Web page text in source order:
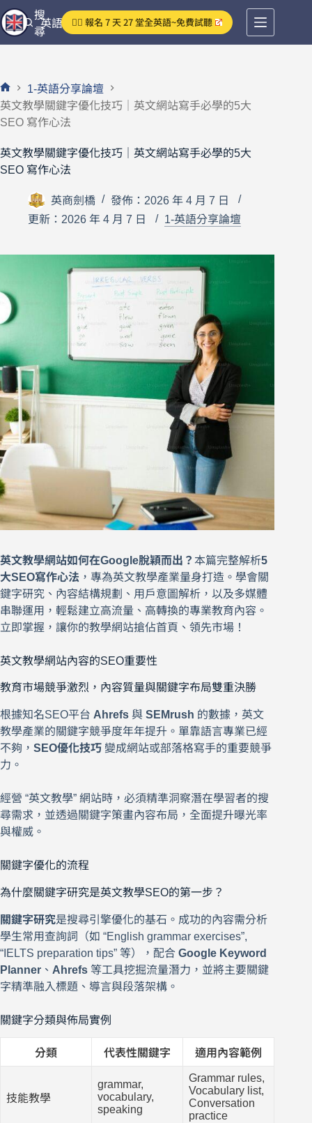
跳
至
主
容
英語分享論壇
搜
尋
👉🏻 報名 7 天 27 堂全英語~免費試聽
首
頁
1-英語分享論壇
英文教學關鍵字優化技巧｜英文網站寫手必學的5大
SEO 寫作心法
英文教學關鍵字優化技巧｜英文網站寫手必學的5大
SEO 寫作心法
英商劍橋
發佈：2026 年 4 月 7 日
更新：2026 年 4 月 7 日
1-英語分享論壇
英文教學網站如何在Google脫穎而出？ 本篇完整解析5
大SEO寫作心法 ，專為英文教學產業量身打造。學會關
鍵字研究、內容結構規劃、用戶意圖解析，以及多媒體
串聯運用，輕鬆建立高流量、高轉換的專業教育內容。
立即掌握，讓你的教學網站搶佔首頁、領先市場！
英文教學網站內容的SEO重要性
教育市場競爭激烈，內容質量與關鍵字布局雙重決勝
根據知名SEO平台 Ahrefs 與 SEMrush 的數據，英文
教學產業的關鍵字競爭度年年提升。單靠語言專業已經
不夠， SEO優化技巧 變成網站或部落格寫手的重要競爭
力。
經營 “英文教學” 網站時，必須精準洞察潛在學習者的搜
尋需求，並透過關鍵字策畫內容布局，全面提升曝光率
與權威。
關鍵字優化的流程
為什麼關鍵字研究是英文教學SEO的第一步？
關鍵字研究是搜尋引擎優化的基石。成功的內容需分析
學生常用查詢詞（如 “English grammar exercises”,
“IELTS preparation tips” 等），配合 Google Keyword
Planner 、 Ahrefs 等工具挖掘流量潛力，並將主要關鍵
字精準融入標題、導言與段落架構。
關鍵字分類與佈局實例
分類 代表性關鍵字 適用內容範例
技能教學
grammar,
vocabulary,
speaking
Grammar rules,
Vocabulary list,
Conversation
practice